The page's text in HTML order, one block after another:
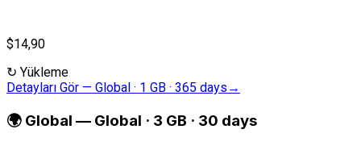
$14,90
↻ Yükleme
Detayları Gör — Global · 1 GB · 365 days →
🌍 Global — Global · 3 GB · 30 days